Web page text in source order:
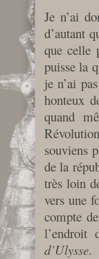
Je n’ai
d’autant
que celle
puisse la
je n’ai
honteux
quand
souviens
de la
très loin
vers une
compte
l’endroit
d’Ulysse.